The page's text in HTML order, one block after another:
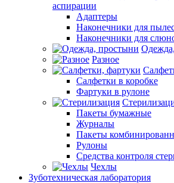
аспирации
Адаптеры
Наконечники для
Наконечники для
Разное
Салфетки в коробке
Фартуки в рулоне
Пакеты бумажные
Журналы
Пакеты
Рулоны
Средства контроля
Чехлы
Зуботехническая лаборатория